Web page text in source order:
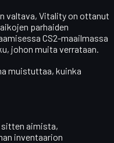
valtava, Vitality on ottanut
parhaiden
CS2-maailmassa
johon muita verrataan.
muistuttaa, kuinka
sitten aimista,
inventaarion